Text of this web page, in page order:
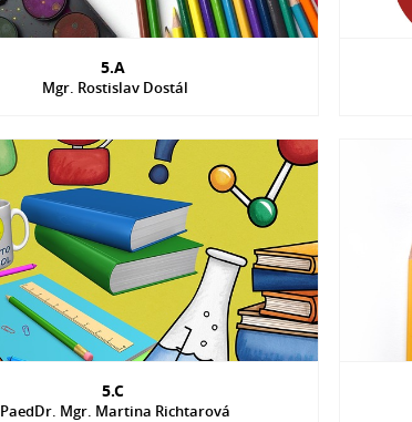
5.A
Mgr. Rostislav Dostál
5.C
PaedDr. Mgr. Martina Richtarová